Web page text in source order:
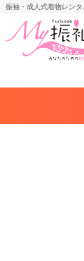
振袖・成人式着物レン